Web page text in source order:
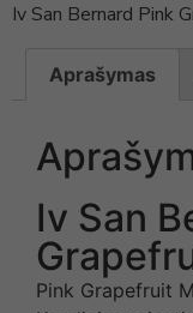
Iv San Bernard Pink
Aprašymas
Iv San
Pink Grapefruit